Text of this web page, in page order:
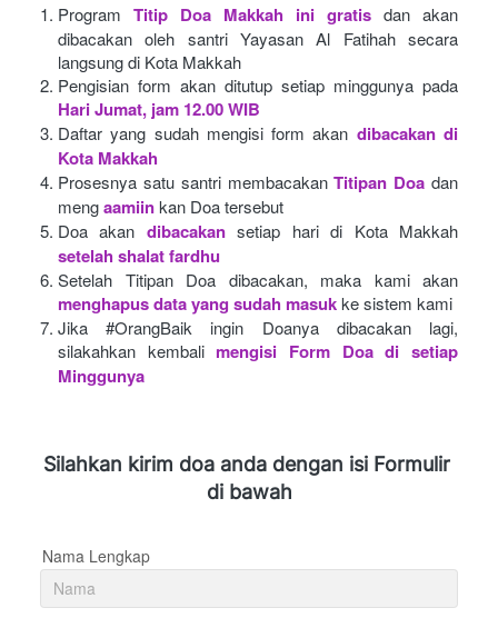
Program Titip Doa Makkah ini gratis dan akan
dibacakan oleh santri Yayasan Al Fatihah secara
langsung di Kota Makkah
Pengisian form akan ditutup setiap minggunya pada
Hari Jumat, jam 12.00 WIB
Daftar yang sudah mengisi form akan dibacakan di
Kota Makkah
Prosesnya satu santri membacakan Titipan Doa dan
mengaamiinkan Doa tersebut
Doa akan dibacakan setiap hari di Kota Makkah
setelah shalat fardhu
Setelah Titipan Doa dibacakan, maka kami akan
menghapus data yang sudah masukke sistem kami
Jika #OrangBaik ingin Doanya dibacakan lagi,
silakahkan kembali mengisi Form Doa di setiap
Minggunya
Silahkan kirim doa anda dengan isi Formulir
di bawah
Nama Lengkap